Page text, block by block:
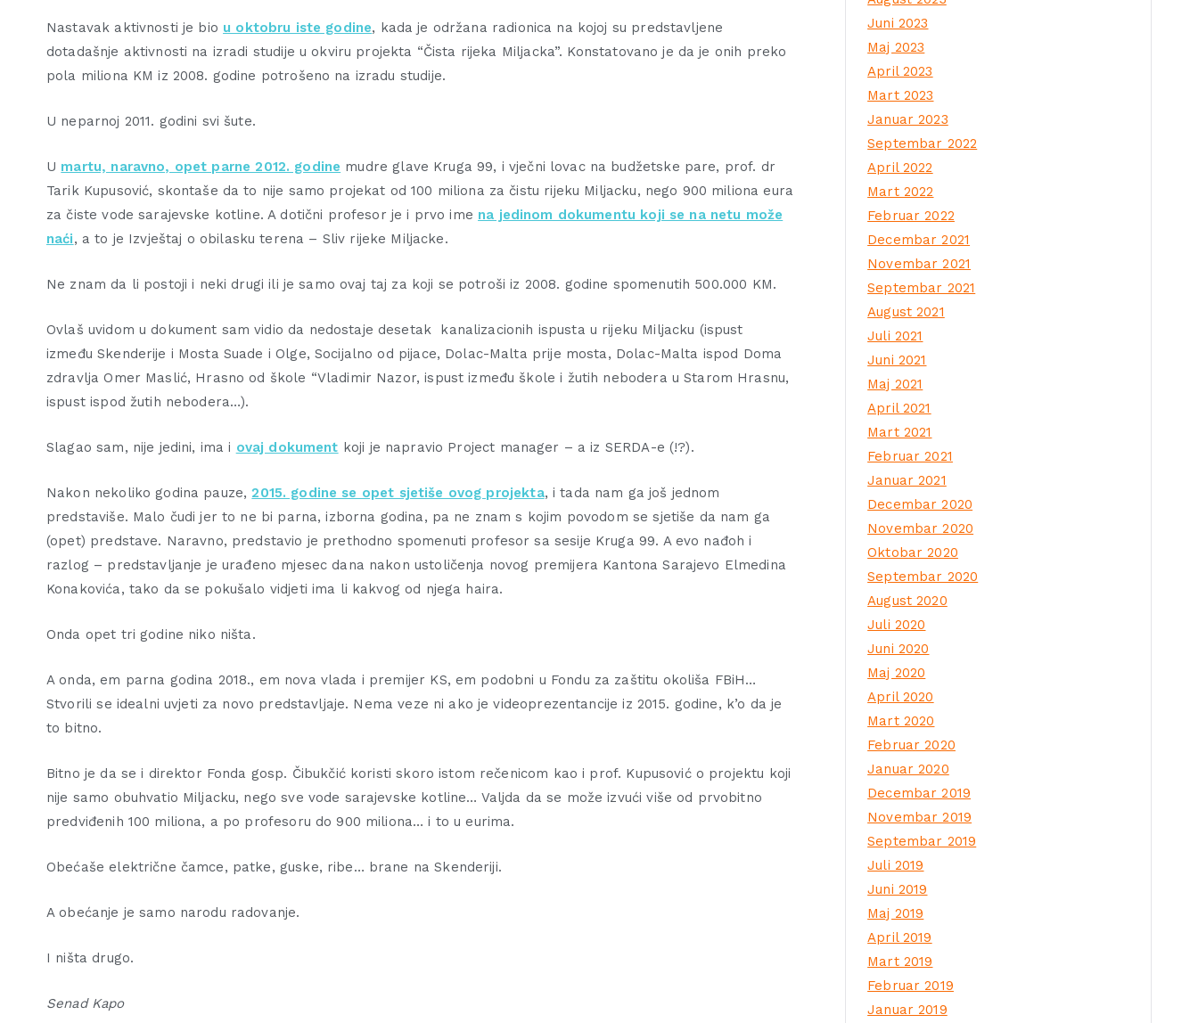
Nastavak aktivnosti je bio u oktobru iste godine, kada je održana radionica na kojoj su predstavljene
dotadašnje aktivnosti na izradi studije u okviru projekta “Čista rijeka Miljacka”. Konstatovano je da je onih preko
pola miliona KM iz 2008. godine potrošeno na izradu studije.
U neparnoj 2011. godini svi šute.
U martu, naravno, opet parne 2012. godine mudre glave Kruga 99, i vječni lovac na budžetske pare, prof. dr
Tarik Kupusović, skontaše da to nije samo projekat od 100 miliona za čistu rijeku Miljacku, nego 900 miliona eura
za čiste vode sarajevske kotline. A dotični profesor je i prvo ime na jedinom dokumentu koji se na netu može
naći, a to je Izvještaj o obilasku terena – Sliv rijeke Miljacke.
Ne znam da li postoji i neki drugi ili je samo ovaj taj za koji se potroši iz 2008. godine spomenutih 500.000 KM.
Ovlaš uvidom u dokument sam vidio da nedostaje desetak kanalizacionih ispusta u rijeku Miljacku (ispust
između Skenderije i Mosta Suade i Olge, Socijalno od pijace, Dolac-Malta prije mosta, Dolac-Malta ispod Doma
zdravlja Omer Maslić, Hrasno od škole “Vladimir Nazor, ispust između škole i žutih nebodera u Starom Hrasnu,
ispust ispod žutih nebodera…).
Slagao sam, nije jedini, ima i ovaj dokument koji je napravio ‎Project manager – ‎a iz SERDA-e (!?).
Nakon nekoliko godina pauze, 2015. godine se opet sjetiše ovog projekta, i tada nam ga još jednom
predstaviše. Malo čudi jer to ne bi parna, izborna godina, pa ne znam s kojim povodom se sjetiše da nam ga
(opet) predstave. Naravno, predstavio je prethodno spomenuti profesor sa sesije Kruga 99. A evo nađoh i
razlog – predstavljanje je urađeno mjesec dana nakon ustoličenja novog premijera Kantona Sarajevo Elmedina
Konakovića, tako da se pokušalo vidjeti ima li kakvog od njega haira.
Onda opet tri godine niko ništa.
A onda, em parna godina 2018., em nova vlada i premijer KS, em podobni u Fondu za zaštitu okoliša FBiH…
Stvorili se idealni uvjeti za novo predstavljaje. Nema veze ni ako je videoprezentancije iz 2015. godine, k’o da je
to bitno.
Bitno je da se i direktor Fonda gosp. Čibukčić koristi skoro istom rečenicom kao i prof. Kupusović o projektu koji
nije samo obuhvatio Miljacku, nego sve vode sarajevske kotline… Valjda da se može izvući više od prvobitno
predviđenih 100 miliona, a po profesoru do 900 miliona… i to u eurima.
Obećaše električne čamce, patke, guske, ribe… brane na Skenderiji.
A obećanje je samo narodu radovanje.
I ništa drugo.
Senad Kapo
Juni 2023
Maj 2023
April 2023
Mart 2023
Januar 2023
Septembar 2022
April 2022
Mart 2022
Februar 2022
Decembar 2021
Novembar 2021
Septembar 2021
August 2021
Juli 2021
Juni 2021
Maj 2021
April 2021
Mart 2021
Februar 2021
Januar 2021
Decembar 2020
Novembar 2020
Oktobar 2020
Septembar 2020
August 2020
Juli 2020
Juni 2020
Maj 2020
April 2020
Mart 2020
Februar 2020
Januar 2020
Decembar 2019
Novembar 2019
Septembar 2019
Juli 2019
Juni 2019
Maj 2019
April 2019
Mart 2019
Februar 2019
Januar 2019